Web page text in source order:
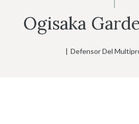
Ogisaka
| Defensor Del